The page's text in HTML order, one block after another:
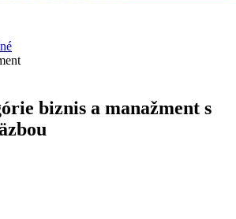
biznis a manažment s